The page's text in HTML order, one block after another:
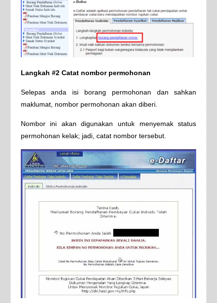
Langkah #2 Catat nombor permohonan
Selepas anda isi borang permohonan dan sahkan
maklumat, nombor permohonan akan diberi.
Nombor ini akan digunakan untuk menyemak status
permohonan kelak; jadi, catat nombor tersebut.